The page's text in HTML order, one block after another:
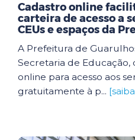
Cadastro online
carteira de acesso a
CEUs e espaços da
A Prefeitura de
Secretaria de Educação,
online para acesso aos
gratuitamente à p...